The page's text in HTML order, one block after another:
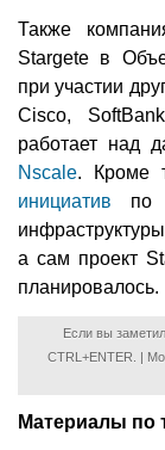
Также
Stargete в
при участии
Cisco,
работает над
Nscale. Кроме
инициатив по
а сам проект
планировалось.
Если вы
CTRL+ENTER. |
Материалы по